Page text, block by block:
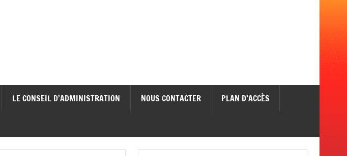
LE CONSEIL D’ADMINISTRATION NOUS CONTACTER PLAN D’ACCÈS